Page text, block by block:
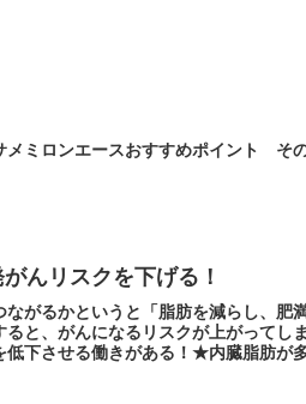
メミロンエースおすすめポイント
んリスクを下げる！
がるかというと「脂肪を減らし、
と、がんになるリスクが上がってし
下させる働きがある！★内臓脂肪が